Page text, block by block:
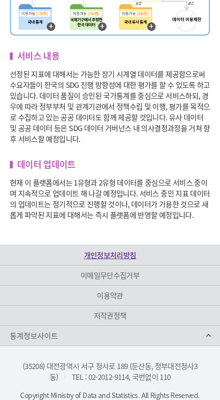
서비스 내용
선정된 지표에 대해서는 가능한 장기 시계열 데이터를 제공함으로써
수요자들이 한국의 SDG 진행 방향성에 대한 평가를 할 수 있도록 하고
있습니다. 데이터 품질이 승인된 국가통계를 중심으로 서비스하되, 경
우에 따라 정부부처 및 관계기관에서 정책수립 및 이행, 평가를 목적으
로 수집하고 있는 공공 데이터도 함께 제공할 것입니다. 유사 데이터
및 공공 데이터 등은 SDG 데이터 거버넌스 내 의사결정과정을 거쳐 향
후 서비스할 예정입니다.
데이터 업데이트
현재 이 플랫폼에서는 1유형과 2유형 데이터를 중심으로 서비스 중이
며 지속적으로 업데이트 해 나갈 예정입니다. 서비스 중인 지표 데이터
의 업데이트는 정기적으로 진행할 것이나, 데이터가 가용한 것으로 새
롭게 파악된 지표에 대해서는 즉시 플랫폼에 반영할 예정입니다.
개인정보처리방침
이메일무단수집거부
이용약관
저작권정책
통계정보사이트
(35208) 대전광역시 서구 청사로 189 (둔산동, 정부대전청사3
동)
TEL : 02-2012-9114, 국번없이 110
Copyright Ministry of Data and Statistics. All Rights Reserved.